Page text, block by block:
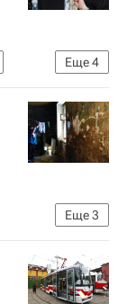
Еще4
Еще3